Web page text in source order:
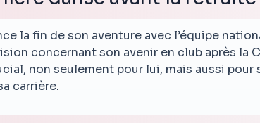
la fin de son aventure avec l’équipe
concernant son avenir en club après la
non seulement pour lui, mais aussi pour
carrière.